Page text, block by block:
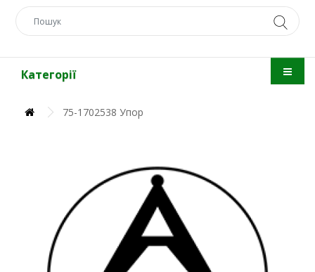
Категорії
75-1702538 Упор